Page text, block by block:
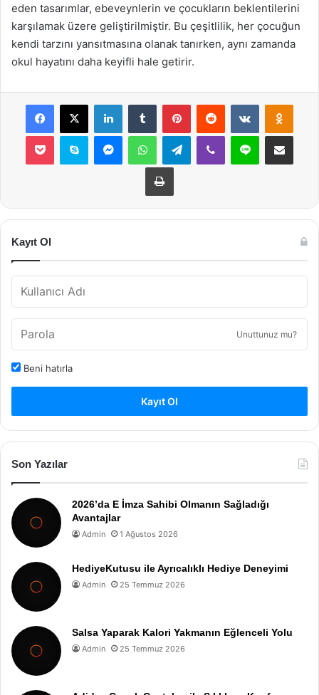
eden tasarımlar, ebeveynlerin ve çocukların beklentilerini
karşılamak üzere geliştirilmiştir. Bu çeşitlilik, her çocuğun
kendi tarzını yansıtmasına olanak tanırken, aynı zamanda
okul hayatını daha keyifli hale getirir.
Facebook
X LinkedInTumblr PinterestReddit VKontakte
Pocket Skype MessengerWhatsAppTelegramViber Line E-Posta ile
Yazdır
Kayıt Ol
Unuttunuz mu?
Beni hatırla
Kayıt Ol
Son Yazılar
2026’da E İmza Sahibi Olmanın Sağladığı
Avantajlar
Admin 1 Ağustos 2026
HediyeKutusu ile Ayrıcalıklı Hediye Deneyimi
Admin 25 Temmuz 2026
Salsa Yaparak Kalori Yakmanın Eğlenceli Yolu
Admin 25 Temmuz 2026